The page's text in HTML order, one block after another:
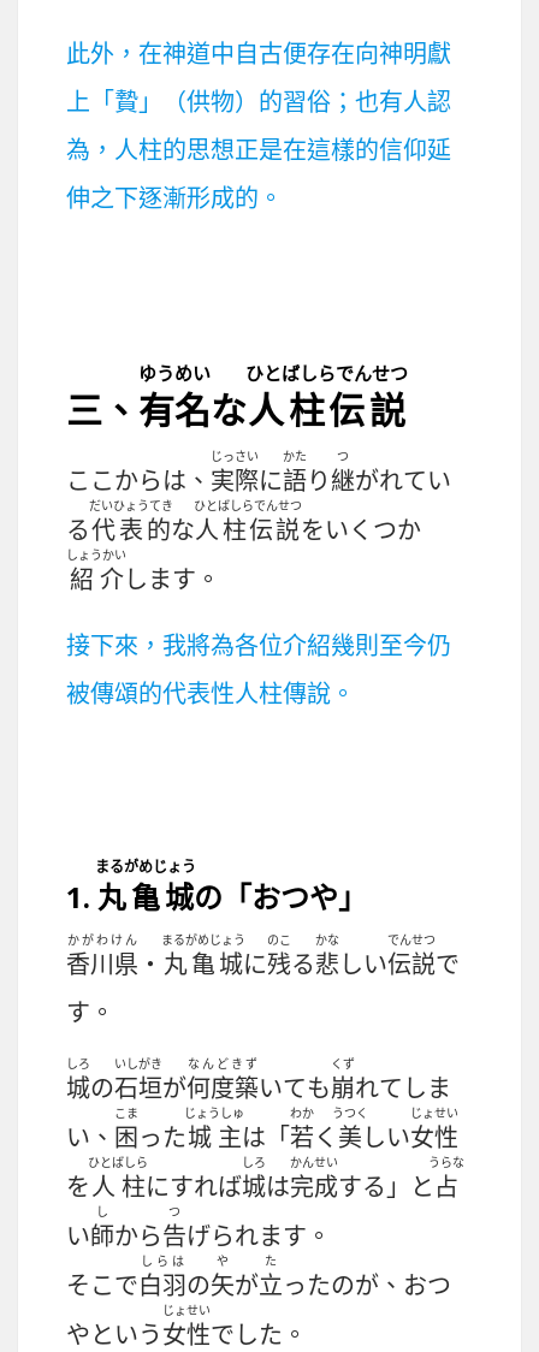
此外，在神道中自古便存在向神明獻
上「贄」（供物）的習俗；也有人認
為，人柱的思想正是在這樣的信仰延
伸之下逐漸形成的。
三、 有名
ゆうめい
な人柱伝説
ひとばしらでんせつ
ここからは、 実際
じっさい
に語
かた
り継
つ
がれてい
る代表的
だいひょうてき
な人柱伝説
ひとばしらでんせつ
をいくつか
紹介
しょうかい
します。
接下來，我將為各位介紹幾則至今仍
被傳頌的代表性人柱傳說。
1. 丸亀城
まるがめじょう
の「おつや」
香川県
かがわけん
・ 丸亀城
まるがめじょう
に残
のこ
る悲
かな
しい伝説
でんせつ
で
す。
城
しろ
の石垣
いしがき
が何度築
なんどきず
いても崩
くず
れてしま
い、 困
こま
った城主
じょうしゅ
は「若
わか
く 美
うつく
しい女性
じょせい
を人柱
ひとばしら
にすれば城
しろ
は完成
かんせい
する」と 占
うらな
い師
し
から告
つ
げられます。
そこで白羽
しらは
の矢
や
が立
た
ったのが、おつ
やという女性
じょせい
でした。